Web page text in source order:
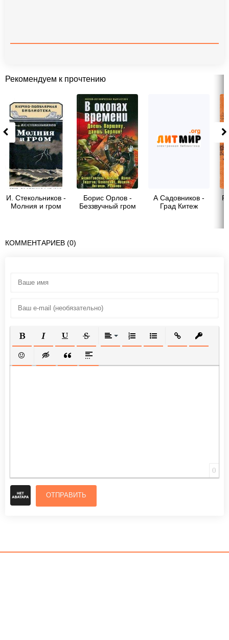
Рекомендуем к прочтению
И. Стекольников -
Молния и гром
Борис Орлов -
Беззвучный гром
А Садовников -
Град Китеж
КОММЕНТАРИЕВ (0)
ПОЛУЖИРНЫЙ
КУРСИВПОДЧЕРКНУТЫЙ
ЗАЧЕРКНУТЫЙВЫРАВНИВАНИЕ
НУМЕРОВАННЫЙ СПИСОК
МАРКИРОВАННЫЙ
ВСТАВИТЬ
ВСТАВИТЬ СМАЙЛИК
ВСТАВКА СКРЫТОГО ТЕКСТА
ВСТАВКА ЦИТАТЫ
ВСТАВКА СПОЙЛЕРА
0
ОТПРАВИТЬ